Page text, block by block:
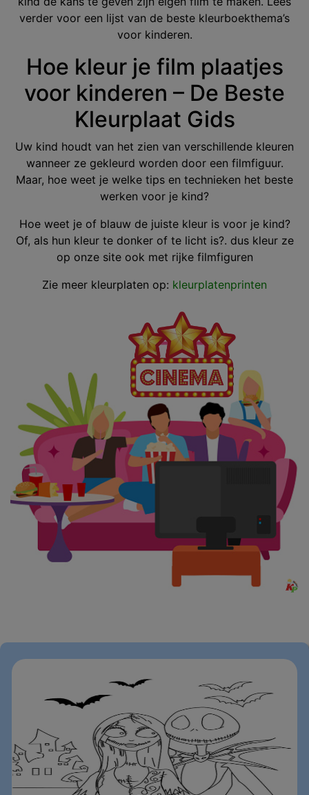
verder voor een lijst van de beste kleurboekthema’s
voor kinderen.
Hoe kleur je film plaatjes
voor kinderen – De Beste
Kleurplaat Gids
Uw kind houdt van het zien van verschillende kleuren
wanneer ze gekleurd worden door een filmfiguur.
Maar, hoe weet je welke tips en technieken het beste
werken voor je kind?
Hoe weet je of blauw de juiste kleur is voor je kind?
Of, als hun kleur te donker of te licht is?. dus kleur ze
op onze site ook met rijke filmfiguren
Zie meer kleurplaten op: kleurplatenprinten